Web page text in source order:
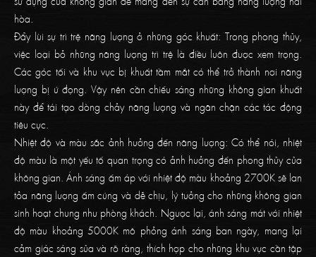
hòa.
Đẩy lùi sự trì trệ năng lượng ở những góc khuất: Trong phong thủy,
việc loại bỏ những năng lượng trì trệ là điều luôn được xem trọng.
Các góc tối và khu vực bị khuất tầm mắt có thể trở thành nơi năng
lượng bị ứ đọng. Vậy nên cần chiếu sáng những không gian khuất
này để tái tạo dòng chảy năng lượng và ngăn chặn các tác động
tiêu cực.
Nhiệt độ và màu sắc ảnh hưởng đến năng lượng: Có thể nói, nhiệt
độ màu là một yếu tố quan trọng có ảnh hưởng đến phong thủy của
không gian. Ánh sáng ấm áp với nhiệt độ màu khoảng 2700K sẽ lan
tỏa năng lượng ấm cúng và dễ chịu, lý tưởng cho những không gian
sinh hoạt chung như phòng khách. Ngược lại, ánh sáng mát với nhiệt
độ màu khoảng 5000K mô phỏng ánh sáng ban ngày, mang lại
cảm giác sáng sủa và rõ ràng, thích hợp cho những khu vực cần tập